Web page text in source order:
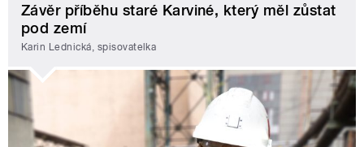
Závěr příběhu staré Karviné, který měl zůstat
pod zemí
Karin Lednická, spisovatelka